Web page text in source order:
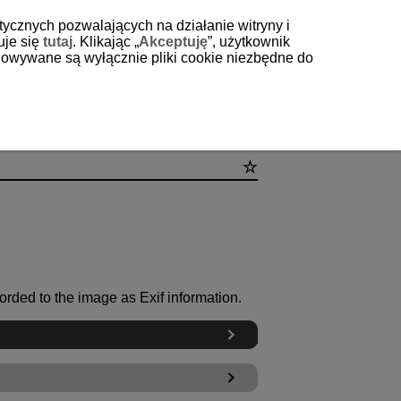
to the image as Exif information.
pozwalających na działanie witryny i
się tutaj. Klikając „Akceptuję”, użytkownik
są wyłącznie pliki cookie niezbędne do